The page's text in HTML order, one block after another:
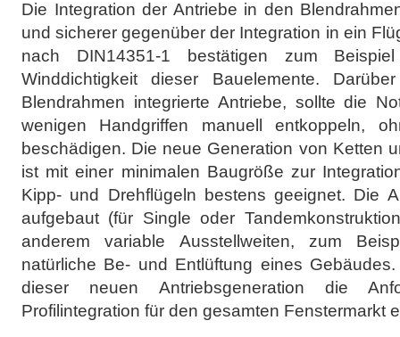
Die Integration der Antriebe in den
und sicherer gegenüber der Integration in ein
nach DIN14351-1 bestätigen zum
Winddichtigkeit dieser Bauelemente.
Blendrahmen integrierte Antriebe, sollte die
wenigen Handgriffen manuell entkoppeln,
beschädigen. Die neue Generation von Ketten
ist mit einer minimalen Baugröße zur
Kipp- und Drehflügeln bestens geeignet. Die
aufgebaut (für Single oder
anderem variable Ausstellweiten, zum
natürliche Be- und Entlüftung eines
dieser neuen Antriebsgeneration die
Profilintegration für den gesamten Fenstermarkt